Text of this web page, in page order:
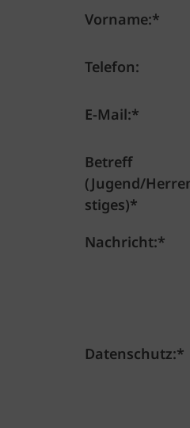
Vorname:*
Telefon:
E-Mail:*
Betreff
(Jugend/
stiges)*
Nachricht:*
Datenschutz:*